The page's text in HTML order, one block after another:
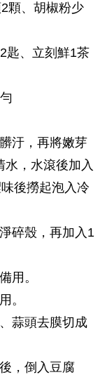
顆、胡椒粉少
匙、立刻鮮1茶
汙，再將嫩芽
，水滾後加入
後撈起泡入冷
碎殼，再加入1
用。
。
蒜頭去膜切成
，倒入豆腐